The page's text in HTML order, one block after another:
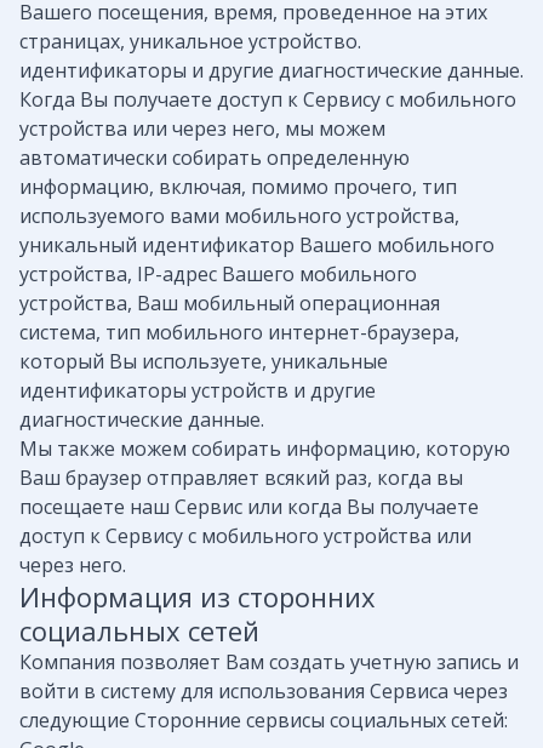
Вашего посещения, время, проведенное на этих
страницах, уникальное устройство.
идентификаторы и другие диагностические данные.
Когда Вы получаете доступ к Сервису с мобильного
устройства или через него, мы можем
автоматически собирать определенную
информацию, включая, помимо прочего, тип
используемого вами мобильного устройства,
уникальный идентификатор Вашего мобильного
устройства, IP-адрес Вашего мобильного
устройства, Ваш мобильный операционная
система, тип мобильного интернет-браузера,
который Вы используете, уникальные
идентификаторы устройств и другие
диагностические данные.
Мы также можем собирать информацию, которую
Ваш браузер отправляет всякий раз, когда вы
посещаете наш Сервис или когда Вы получаете
доступ к Сервису с мобильного устройства или
через него.
Информация из сторонних
социальных сетей
Компания позволяет Вам создать учетную запись и
войти в систему для использования Сервиса через
следующие Сторонние сервисы социальных сетей: